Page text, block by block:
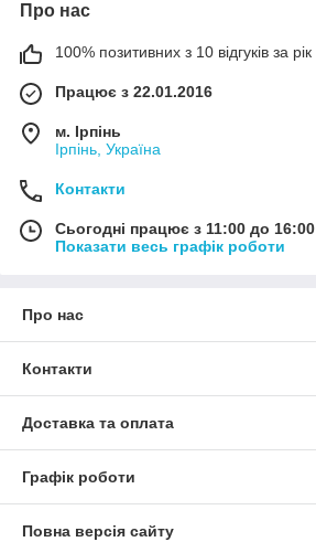
Про нас
100% позитивних з 10 відгуків за рік
Працює з 22.01.2016
м. Ірпінь
Ірпінь, Україна
Контакти
Сьогодні працює з 11:00 до 16:00
Показати весь графік роботи
Про нас
Контакти
Доставка та оплата
Графік роботи
Повна версія сайту